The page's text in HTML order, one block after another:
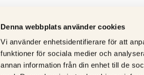
Denna webbplats använder cookies
Vi använder enhetsidentifierare för att
funktioner för sociala medier och
annan information från din enhet till de